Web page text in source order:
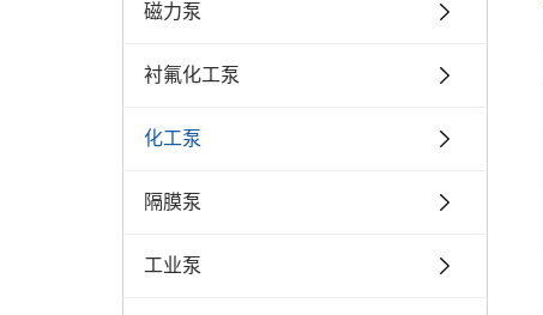
磁力泵
衬氟化工泵
化工泵
隔膜泵
工业泵